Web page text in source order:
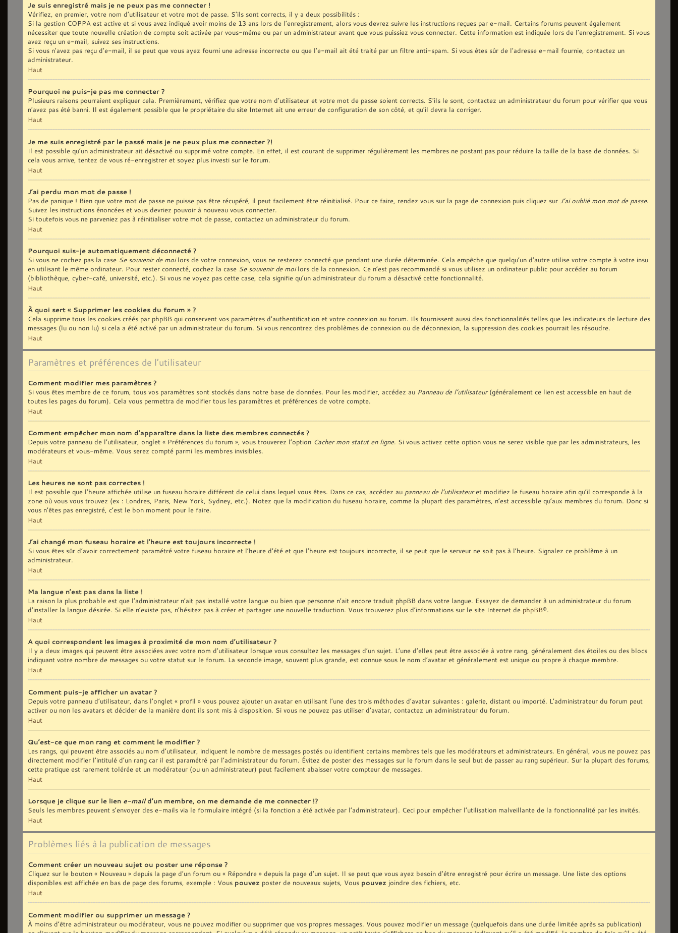
Je suis enregistré mais je ne peux pas me connecter !
Vérifiez, en premier, votre nom d’utilisateur et votre mot de passe. S’ils sont corrects, il y a deux possibilités :
Si la gestion COPPA est active et si vous avez indiqué avoir moins de 13 ans lors de l’enregistrement, alors vous devrez suivre les instructions reçues par e-mail. Certains forums peuvent également
nécessiter que toute nouvelle création de compte soit activée par vous-même ou par un administrateur avant que vous puissiez vous connecter. Cette information est indiquée lors de l’enregistrement. Si vous
avez reçu un e-mail, suivez ses instructions.
Si vous n’avez pas reçu d’e-mail, il se peut que vous ayez fourni une adresse incorrecte ou que l’e-mail ait été traité par un filtre anti-spam. Si vous êtes sûr de l’adresse e-mail fournie, contactez un
administrateur.
Haut
Pourquoi ne puis-je pas me connecter ?
Plusieurs raisons pourraient expliquer cela. Premièrement, vérifiez que votre nom d’utilisateur et votre mot de passe soient corrects. S’ils le sont, contactez un administrateur du forum pour vérifier que vous
n’avez pas été banni. Il est également possible que le propriétaire du site Internet ait une erreur de configuration de son côté, et qu’il devra la corriger.
Haut
Je me suis enregistré par le passé mais je ne peux plus me connecter ?!
Il est possible qu’un administrateur ait désactivé ou supprimé votre compte. En effet, il est courant de supprimer régulièrement les membres ne postant pas pour réduire la taille de la base de données. Si
cela vous arrive, tentez de vous ré-enregistrer et soyez plus investi sur le forum.
Haut
J’ai perdu mon mot de passe !
Pas de panique ! Bien que votre mot de passe ne puisse pas être récupéré, il peut facilement être réinitialisé. Pour ce faire, rendez vous sur la page de connexion puis cliquez sur J’ai oublié mon mot de passe.
Suivez les instructions énoncées et vous devriez pouvoir à nouveau vous connecter.
Si toutefois vous ne parveniez pas à réinitialiser votre mot de passe, contactez un administrateur du forum.
Haut
Pourquoi suis-je automatiquement déconnecté ?
Si vous ne cochez pas la case Se souvenir de moilors de votre connexion, vous ne resterez connecté que pendant une durée déterminée. Cela empêche que quelqu’un d’autre utilise votre compte à votre insu
en utilisant le même ordinateur. Pour rester connecté, cochez la case Se souvenir de moilors de la connexion. Ce n’est pas recommandé si vous utilisez un ordinateur public pour accéder au forum
(bibliothèque, cyber-café, université, etc.). Si vous ne voyez pas cette case, cela signifie qu’un administrateur du forum a désactivé cette fonctionnalité.
Haut
À quoi sert « Supprimer les cookies du forum » ?
Cela supprime tous les cookies créés par phpBB qui conservent vos paramètres d’authentification et votre connexion au forum. Ils fournissent aussi des fonctionnalités telles que les indicateurs de lecture des
messages (lu ou non lu) si cela a été activé par un administrateur du forum. Si vous rencontrez des problèmes de connexion ou de déconnexion, la suppression des cookies pourrait les résoudre.
Haut
Paramètres et préférences de l’utilisateur
Comment modifier mes paramètres ?
Si vous êtes membre de ce forum, tous vos paramètres sont stockés dans notre base de données. Pour les modifier, accédez au Panneau de l’utilisateur(généralement ce lien est accessible en haut de
toutes les pages du forum). Cela vous permettra de modifier tous les paramètres et préférences de votre compte.
Haut
Comment empêcher mon nom d’apparaître dans la liste des membres connectés ?
Depuis votre panneau de l’utilisateur, onglet « Préférences du forum », vous trouverez l’option Cacher mon statut en ligne. Si vous activez cette option vous ne serez visible que par les administrateurs, les
modérateurs et vous-même. Vous serez compté parmi les membres invisibles.
Haut
Les heures ne sont pas correctes !
Il est possible que l’heure affichée utilise un fuseau horaire différent de celui dans lequel vous êtes. Dans ce cas, accédez au panneau de l’utilisateuret modifiez le fuseau horaire afin qu’il corresponde à la
zone où vous vous trouvez (ex : Londres, Paris, New York, Sydney, etc.). Notez que la modification du fuseau horaire, comme la plupart des paramètres, n’est accessible qu’aux membres du forum. Donc si
vous n’êtes pas enregistré, c’est le bon moment pour le faire.
Haut
J’ai changé mon fuseau horaire et l’heure est toujours incorrecte !
Si vous êtes sûr d’avoir correctement paramétré votre fuseau horaire et l’heure d’été et que l’heure est toujours incorrecte, il se peut que le serveur ne soit pas à l’heure. Signalez ce problème à un
administrateur.
Haut
Ma langue n’est pas dans la liste !
La raison la plus probable est que l’administrateur n’ait pas installé votre langue ou bien que personne n’ait encore traduit phpBB dans votre langue. Essayez de demander à un administrateur du forum
d’installer la langue désirée. Si elle n’existe pas, n’hésitez pas à créer et partager une nouvelle traduction. Vous trouverez plus d’informations sur le site Internet de phpBB®.
Haut
A quoi correspondent les images à proximité de mon nom d’utilisateur ?
Il y a deux images qui peuvent être associées avec votre nom d’utilisateur lorsque vous consultez les messages d’un sujet. L’une d’elles peut être associée à votre rang, généralement des étoiles ou des blocs
indiquant votre nombre de messages ou votre statut sur le forum. La seconde image, souvent plus grande, est connue sous le nom d’avatar et généralement est unique ou propre à chaque membre.
Haut
Comment puis-je afficher un avatar ?
Depuis votre panneau d’utilisateur, dans l’onglet « profil » vous pouvez ajouter un avatar en utilisant l’une des trois méthodes d’avatar suivantes : galerie, distant ou importé. L’administrateur du forum peut
activer ou non les avatars et décider de la manière dont ils sont mis à disposition. Si vous ne pouvez pas utiliser d’avatar, contactez un administrateur du forum.
Haut
Qu’est-ce que mon rang et comment le modifier ?
Les rangs, qui peuvent être associés au nom d’utilisateur, indiquent le nombre de messages postés ou identifient certains membres tels que les modérateurs et administrateurs. En général, vous ne pouvez pas
directement modifier l’intitulé d’un rang car il est paramétré par l’administrateur du forum. Évitez de poster des messages sur le forum dans le seul but de passer au rang supérieur. Sur la plupart des forums,
cette pratique est rarement tolérée et un modérateur (ou un administrateur) peut facilement abaisser votre compteur de messages.
Haut
Lorsque je clique sur le lien e-maild’un membre, on me demande de me connecter !?
Seuls les membres peuvent s’envoyer des e-mails via le formulaire intégré (si la fonction a été activée par l’administrateur). Ceci pour empêcher l’utilisation malveillante de la fonctionnalité par les invités.
Haut
Problèmes liés à la publication de messages
Comment créer un nouveau sujet ou poster une réponse ?
Cliquez sur le bouton « Nouveau » depuis la page d’un forum ou « Répondre » depuis la page d’un sujet. Il se peut que vous ayez besoin d’être enregistré pour écrire un message. Une liste des options
disponibles est affichée en bas de page des forums, exemple : Vous pouvez poster de nouveaux sujets, Vous pouvez joindre des fichiers, etc.
Haut
Comment modifier ou supprimer un message ?
À moins d’être administrateur ou modérateur, vous ne pouvez modifier ou supprimer que vos propres messages. Vous pouvez modifier un message (quelquefois dans une durée limitée après sa publication)